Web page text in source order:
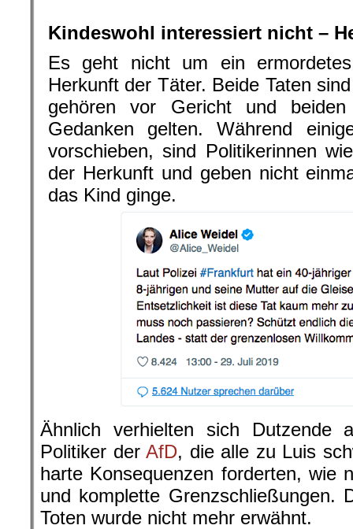
Kindeswohl interessiert nicht –
Es geht nicht um ein
Herkunft der Täter. Beide Taten
gehören vor Gericht und
Gedanken gelten. Während
vorschieben, sind Politikerinnen
der Herkunft und geben nicht
das Kind ginge.
Ähnlich verhielten sich Dutzende
Politiker der AfD, die alle zu Luis
harte Konsequenzen forderten, wie
und komplette Grenzschließungen.
Toten wurde nicht mehr erwähnt.